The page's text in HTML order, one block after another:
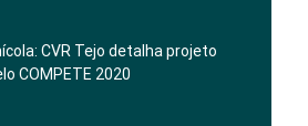
CVR Tejo detalha projeto
COMPETE 2020